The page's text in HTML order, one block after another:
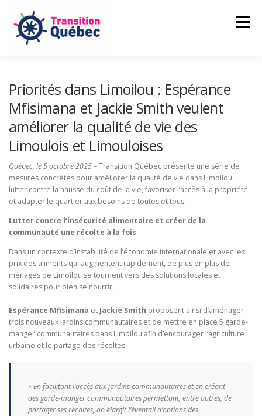
contenu
Menu
NOS ENGAGEMENTS PASSER À L’ACTION
NOUVELLES FAIRE UN DON
Priorités dans Limoilou : Espérance
Mfisimana et Jackie Smith veulent
améliorer la qualité de vie des
Limoulois et Limouloises
Québec, le 5 octobre 2025– Transition Québec présente une série de
mesures concrètes pour améliorer la qualité de vie dans Limoilou :
lutter contre la hausse du coût de la vie, favoriser l’accès à la propriété
et adapter le quartier aux besoins de toutes et tous.
Lutter contre l’insécurité alimentaire et créer de la
communauté une récolte à la fois
Dans un contexte d’instabilité de l’économie internationale et avec les
prix des aliments qui augmentent rapidement, de plus en plus de
ménages de Limoilou se tournent vers des solutions locales et
solidaires pour bien se nourrir.
Espérance Mfisimana et Jackie Smith proposent ainsi d’aménager
trois nouveaux jardins communautaires et de mettre en place 5 garde-
manger communautaires dans Limoilou afin d’encourager l’agriculture
urbaine et le partage des récoltes.
« En facilitant l’accès aux jardins communautaires et en créant
des garde-manger communautaires permettant, entre autres, de
partager ses récoltes, on élargit l’éventail d’options des